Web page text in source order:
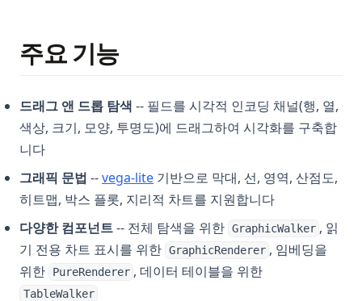
주요 기능
드래그 앤 드롭 탐색 -- 필드를 시각적 인코딩 채널(행, 열,
색상, 크기, 모양, 투명도)에 드래그하여 시각화를 구축합
니다
그래픽 문법 --vega-lite(opens in a new tab)
기반으로 막대, 선, 영역, 산점도,
히트맵, 박스 플롯, 지리적 차트를 지원합니다
다양한 컴포넌트-- 전체 탐색을 위한 GraphicWalker , 읽
기 전용 차트 표시를 위한 GraphicRenderer , 임베딩을
위한
PureRenderer , 데이터 테이블을 위한
TableWalker